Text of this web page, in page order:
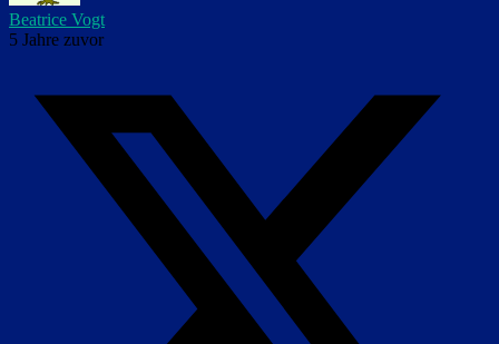
Beatrice Vogt
5 Jahre zuvor